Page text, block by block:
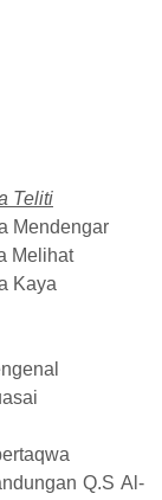
Teliti
Mendengar
Melihat
Kaya
Q.S Al-